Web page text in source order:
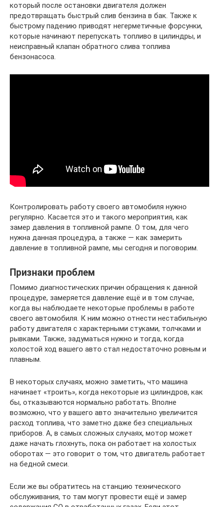
который после остановки двигателя должен
предотвращать быстрый слив бензина в бак. Также к
быстрому падению приводят негерметичные форсунки,
которые начинают перепускать топливо в цилиндры, и
неисправный клапан обратного слива топлива
бензонасоса.
Контролировать работу своего автомобиля нужно
регулярно. Касается это и такого мероприятия, как
замер давления в топливной рампе. О том, для чего
нужна данная процедура, а также — как замерить
давление в топливной рампе, мы сегодня и поговорим.
Признаки проблем
Помимо диагностических причин обращения к данной
процедуре, замеряется давление ещё и в том случае,
когда вы наблюдаете некоторые проблемы в работе
своего автомобиля. К ним можно отнести нестабильную
работу двигателя с характерными стуками, толчками и
рывками. Также, задуматься нужно и тогда, когда
холостой ход вашего авто стал недостаточно ровным и
плавным.
В некоторых случаях, можно заметить, что машина
начинает «троить», когда некоторые из цилиндров, как
бы, отказываются нормально работать. Вполне
возможно, что у вашего авто значительно увеличится
расход топлива, что заметно даже без специальных
приборов. А, в самых сложных случаях, мотор может
даже начать глохнуть, пока он работает на холостых
оборотах — это говорит о том, что двигатель работает
на бедной смеси.
Если же вы обратитесь на станцию технического
обслуживания, то там могут провести ещё и замер